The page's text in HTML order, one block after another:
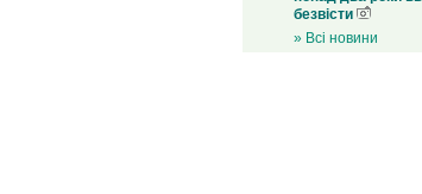
безвісти
» Всі новини